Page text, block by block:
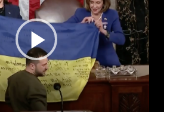
Play
Video